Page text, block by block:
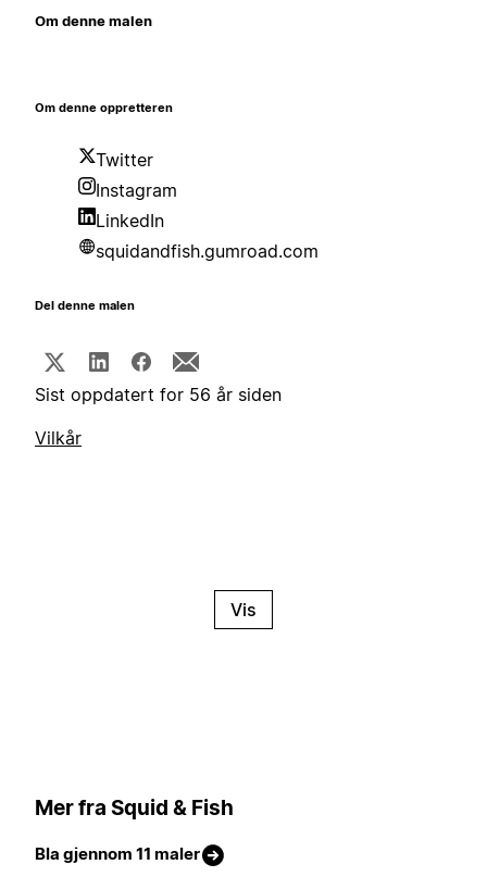
Om denne malen
Om denne oppretteren
Twitter
Instagram
LinkedIn
squidandfish.gumroad.com
Del denne malen
Sist oppdatert for 56 år siden
Vilkår
Vis
Mer fra Squid & Fish
Bla gjennom 11 maler